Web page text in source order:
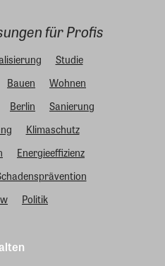
für Profis
Studie
Bauen
Wohnen
Berlin
Sanierung
Klimaschutz
Energieeffizienz
Politik